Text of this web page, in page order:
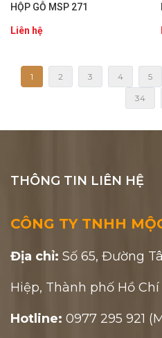
HỘP GỖ MSP 271
Liên hệ
1 2 3 4 5
34
THÔNG TIN LIÊN HỆ
CÔNG TY TNHH
Địa chỉ: Số 65, Đường
Hiệp, Thành phố Hồ
Hotline: 0977 295 921